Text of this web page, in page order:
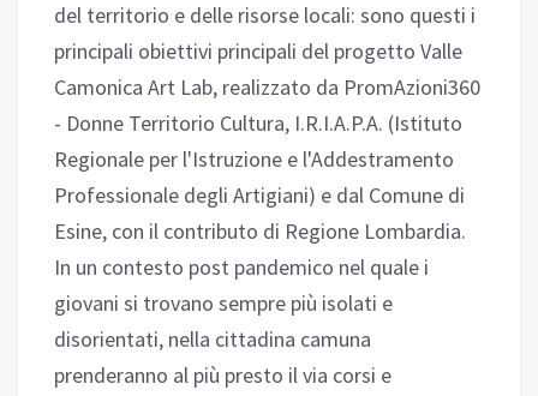
del territorio e delle risorse locali: sono questi i
principali obiettivi principali del progetto Valle
Camonica Art Lab, realizzato da PromAzioni360
- Donne Territorio Cultura, I.R.I.A.P.A. (Istituto
Regionale per l'Istruzione e l'Addestramento
Professionale degli Artigiani) e dal Comune di
Esine, con il contributo di Regione Lombardia.
In un contesto post pandemico nel quale i
giovani si trovano sempre più isolati e
disorientati, nella cittadina camuna
prenderanno al più presto il via corsi e